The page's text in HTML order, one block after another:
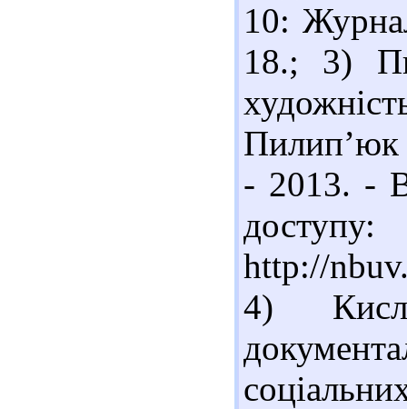
10:
18.; 3)
Пилип’юк
- 2013. -
доступу:
http://
4)